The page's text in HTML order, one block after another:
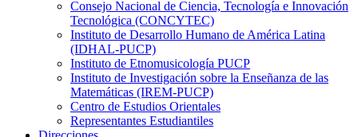
Consejo Nacional de Ciencia, Tecnología e Innovación
Tecnológica (CONCYTEC)
Instituto de Desarrollo Humano de América Latina
(IDHAL-PUCP)
Instituto de Etnomusicología PUCP
Instituto de Investigación sobre la Enseñanza de las
Matemáticas (IREM-PUCP)
Centro de Estudios Orientales
Representantes Estudiantiles